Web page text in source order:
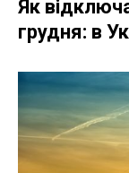
Як
грудня: в